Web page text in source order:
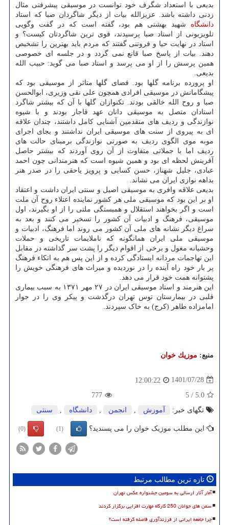
بدیعی با استعداد شگرف خود توانست در موسیقی پیشرفتی مثال
زدنی داشته باشد. عزیزالله بیات از دیگر شاگردان صبا که استاد
دانشگاه شهید بهشتی هم بود، گفته است که در گفت وگویی
تلویزیونی از استاد صبا پرسیدند، قوی ترین شاگردتان کیست؟ و
استاد در نهایت حیا و فروتنی گفتند که مردم باید بهترین را تشخیص
دهند. بیات از پاسخ صبا قانع نمی گردد و در جلسه ای خصوصی
همین پرسش را از او می پرسد و استاد صبا می گوید: حبیب الله
بدیعی.
او پرورده برنامه گلها بود. فضای گلها متاثر از موسیقی بود که
پیشگامانش در موسیقی افرادی همچون علی نقی وزیری، ابوالحسن
صبا و روح الله خالقی بودند. تکنوازان گلها با آن که بیشتر شاگرد
استادان متصل به موسیقی دانان عهد قاجار بودند و با شیوه
نوازندگی و ردیف های متقدمین آشنایی کامل داشتند، چندان علاقه
ای به پیروی از سنت های موسیقی ایران نداشتند و بجای اجرای
موبه موی الگوی ردیف به صورتی نوازندگی برمبنای حالت های
ردیف اما با جملاتی متفاوت از آن روی آوردند که بیشتر حاصل
آفرینش لحظه ای بود و همین شیوه است که هنرمندانی چون احمد
عبادی، جلیل شهناز، حسن کسایی و پرویز یاحقی را در صدر هنر
بداهه نوازی ایران می نشاند.
بدیعی علاقه وافری به موسیقی اصیل و سنتی ایران داشت و اعتقاد
او بر این بود که موسیقی ملی هر کشور نماینده اعتلاء روح آن ملت
است و اگر بخواهند استقلال و همبستگی ملتی را از او بگیرند، اول
موسیقی، فرهنگ و ادبیات آن کشور را تسخیر می کنند و بعد به
سراغ دیگر نشانه های ملی آن کشور می روند اما فرهنگ، ادبیات و
موسیقی ملی ایران همانگونه که ناملایمات تاریخی و حملات
وحشیانه مغول و برخی از اقوام دیگر را پشت سر گذاشته در مقابل
این تهاجمات مردانه ایستادگی کرده و از این پس هم به اتکاء فرهنگ
پر بار خود راه آینده را در نوردیده و میراث های فرهنگی خویش را
پشتوانه همت خود قرار می دهد.
این هنرمند و استاد موسیقی ایران در ۲۷ مهر ۱۳۷۱ به سبب بیماری
قلبی در بیمارستان توس تهران درگذشت و پیکر وی را در جوار
امامزاده طاهر (کرج) به خاک سپردند.
منبع: موزیك خوان
1401/07/28
12:00:22
5.0
/
5
777
تگهای خبر:
آموزش انجمن دانشگاه سنتی
این مطلب موزیک خوان را می پسندید؟ (1)
(0)
تازه ترین مطالب مرتبط
آمار آثار ارسالی به سومین جشنواره عکس تهران
سمن های جوانان 250 کارگاه مهارت افزایی برگزار کردند
چرا جامعه ایرانی از فرزندآوری فاصله گرفته است؟